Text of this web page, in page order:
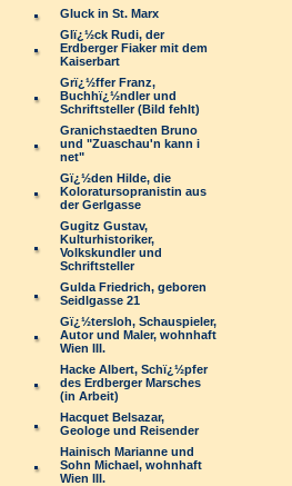
Gluck in St. Marx
Glï¿½ck Rudi, der
Erdberger Fiaker mit dem
Kaiserbart
Grï¿½ffer Franz,
Buchhï¿½ndler und
Schriftsteller (Bild fehlt)
Granichstaedten Bruno
und "Zuaschau'n kann i
net"
Gï¿½den Hilde, die
Koloratursopranistin aus
der Gerlgasse
Gugitz Gustav,
Kulturhistoriker,
Volkskundler und
Schriftsteller
Gulda Friedrich, geboren
Seidlgasse 21
Gï¿½tersloh, Schauspieler,
Autor und Maler, wohnhaft
Wien III.
Hacke Albert, Schï¿½pfer
des Erdberger Marsches
(in Arbeit)
Hacquet Belsazar,
Geologe und Reisender
Hainisch Marianne und
Sohn Michael, wohnhaft
Wien III.